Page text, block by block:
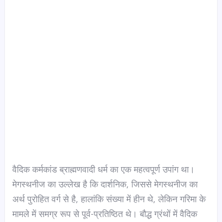
वैदिक कर्मकांड ब्राह्मणवादी धर्म का एक महत्वपूर्ण उपांग था।
मेगस्थनीज का उल्लेख है कि दार्शनिक, जिससे मेगस्थनीज का
अर्थ पुरोहित वर्ग से है, हालांकि संख्या में हीन थे, लेकिन गरिमा के
मामले में समग्र रूप से पूर्व-प्रतिष्ठित थे। बौद्ध ग्रंथों में वैदिक